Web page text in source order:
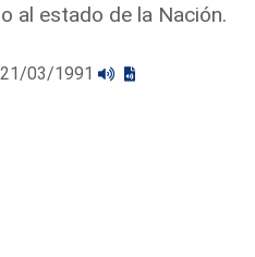
al estado de la Nación.
21/03/1991